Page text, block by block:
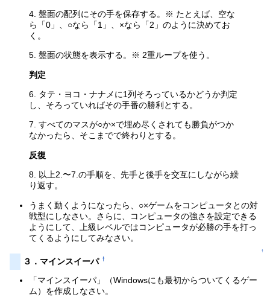
4. 盤面の配列にその手を保存する。※ たとえば、空な
ら「0」、○なら「1」、×なら「2」のように決めてお
く。
5. 盤面の状態を表示する。※ 2重ループを使う。
判定
6. タテ・ヨコ・ナナメに1列そろっているかどうか判定
し、そろっていればその手番の勝利とする。
7. すべてのマスが○か×で埋め尽くされても勝負がつか
なかったら、そこまでで終わりとする。
反復
8. 以上2.〜7.の手順を、先手と後手を交互にしながら繰
り返す。
うまく動くようになったら、○×ゲームをコンピュータとの対
戦型にしなさい。さらに、コンピュータの強さを設定できる
ようにして、上級レベルではコンピュータが必勝の手を打っ
てくるようにしてみなさい。
↑
３．マインスイーパ †
「マインスイーパ」（Windowsにも最初からついてくるゲー
ム）を作成しなさい。